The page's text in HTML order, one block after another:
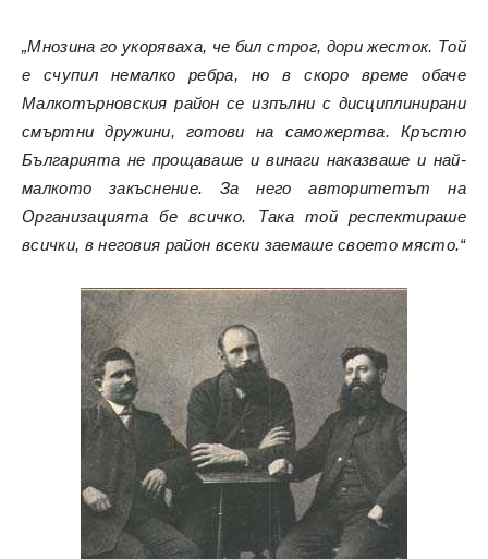
„Мнозина го укоряваха, че бил строг, дори жесток. Той
е счупил немалко ребра, но в скоро време обаче
Малкотърновския район се изпълни с дисциплинирани
смъртни дружини, готови на саможертва. Кръстю
Българията не прощаваше и винаги наказваше и най-
малкото закъснение. За него авторитетът на
Организацията бе всичко. Така той респектираше
всички, в неговия район всеки заемаше своето място.“